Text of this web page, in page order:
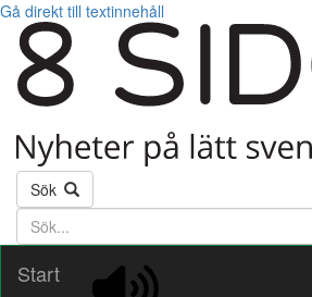
Gå direkt till textinnehåll
Sök
Söktext
Start